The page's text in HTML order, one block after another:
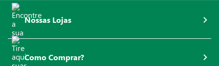
Nossas Lojas
Como Comprar?